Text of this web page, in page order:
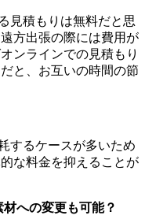
見積もりは無料だと思
方出張の際には費用が
ンラインでの見積もり
と、お互いの時間の節
するケースが多いため
な料金を抑えることが
への変更も可能？